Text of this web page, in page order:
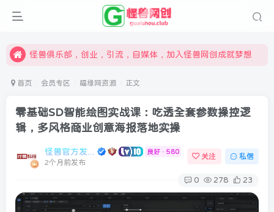
限时开通会员更享折扣，超高返佣
怪兽俱乐部，创业，引流，自媒体，加入怪兽网创成就梦想
首页 会员专区 福缘网资源 正文
零基础SD智能绘图实战课：吃透全套参数操控逻
辑，多风格商业创意海报落地实操
良好 · 580
2个月前发布
关注 私信
0 278 23